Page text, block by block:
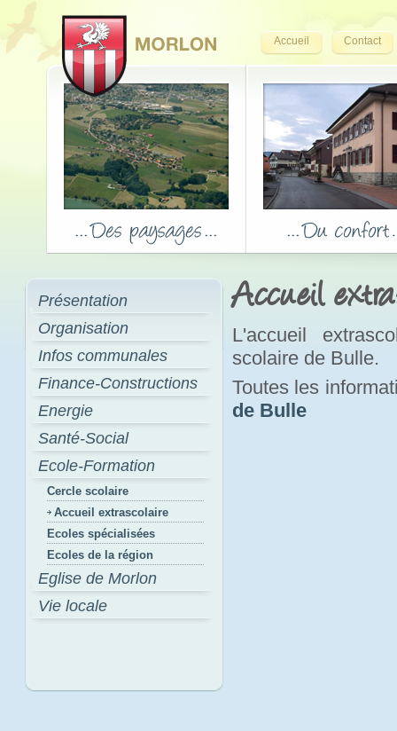
Accueil Contact
Présentation
Organisation
Infos communales
Finance-Constructions
Energie
Santé-Social
Ecole-Formation
Cercle scolaire
Accueil extrascolaire
Ecoles spécialisées
Ecoles de la région
Eglise de Morlon
Vie locale
Accueil
L'accueil
scolaire de Bulle.
Toutes les
de Bulle